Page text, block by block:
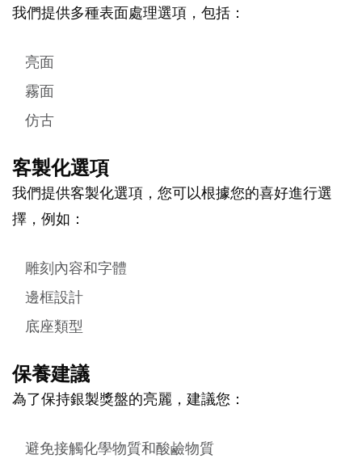
我們提供多種表面處理選項，包括：
亮面
霧面
仿古
客製化選項
我們提供客製化選項，您可以根據您的喜好進行選
擇，例如：
雕刻內容和字體
邊框設計
底座類型
保養建議
為了保持銀製獎盤的亮麗，建議您：
避免接觸化學物質和酸鹼物質